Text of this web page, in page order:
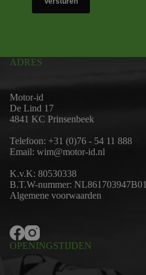
ADRES
Motor-id
De Lind 17
4841 KC Prinsenbeek
Telefoon: +31 (0)76 - 54 11 888
Email: wim@motor-id.nl
K.v.K: 80530338
B.T.W-nummer: NL861703947B01
Algemene voorwaarden
OPENINGSTIJDEN